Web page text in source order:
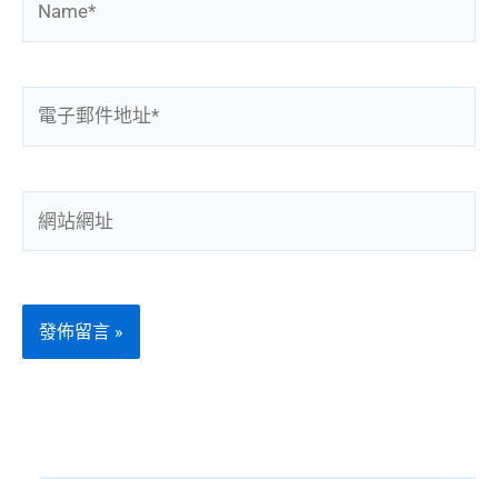
件
地
址
站